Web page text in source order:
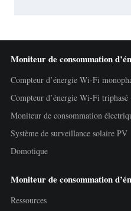
Moniteur de consommation
Compteur d’énergie Wi-Fi
Compteur d’énergie Wi-Fi
Moniteur de consommation
Système de surveillance solaire PV
Domotique
Moniteur de consommation
Ressources